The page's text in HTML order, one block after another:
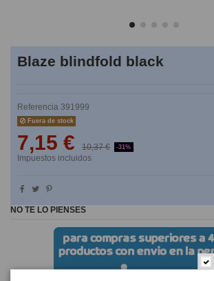
Blaze blindfold black
Referencia 391999
Fuera de stock
7,15 € 10,37 € -31%
Impuestos incluidos
NO TE LO PIENSES